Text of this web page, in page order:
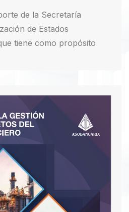
de la Secretaría
de Estados
tiene como propósito
conciencia sobre las
a la seguridad digital que
Latina y el Caribe.